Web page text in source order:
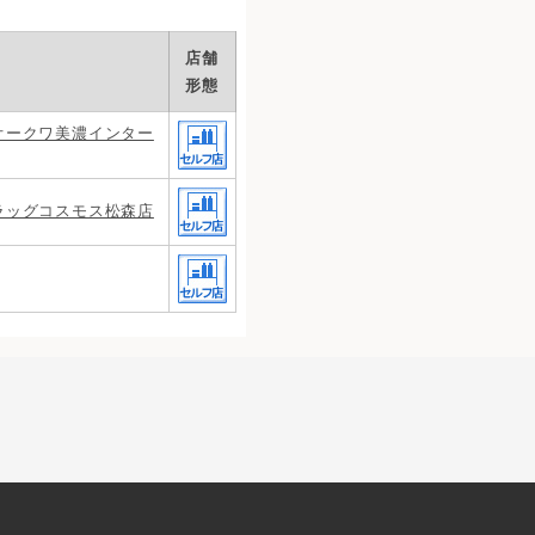
店舗
形態
クワ美濃インター
グコスモス松森店